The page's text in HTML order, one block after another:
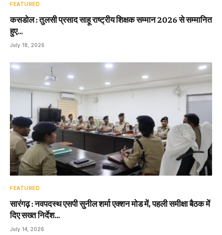
FEATURED
कसडोल : तुलसी प्रसाद साहू राष्ट्रीय शिक्षक सम्मान 2026 से सम्मानित
हुए…
July 18, 2026
FEATURED
सारंगढ़ : नवपदस्थ एसपी सुनील शर्मा एक्शन मोड में, पहली समीक्षा बैठक में
दिए सख्त निर्देश…
July 14, 2026